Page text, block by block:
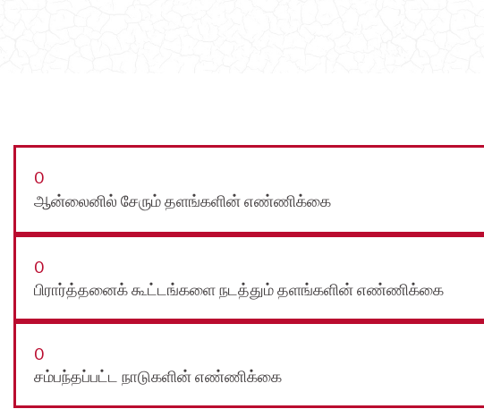
0
ஆன்லைனில் சேரும் தளங்களின் எண்ணிக்கை
0
பிரார்த்தனைக் கூட்டங்களை நடத்தும் தளங்களின் எண்ணிக்கை
0
சம்பந்தப்பட்ட நாடுகளின் எண்ணிக்கை